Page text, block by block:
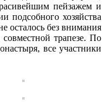
пейзажем и
подсобного хозяйства
осталось без внимания
трапезе. По
все участники